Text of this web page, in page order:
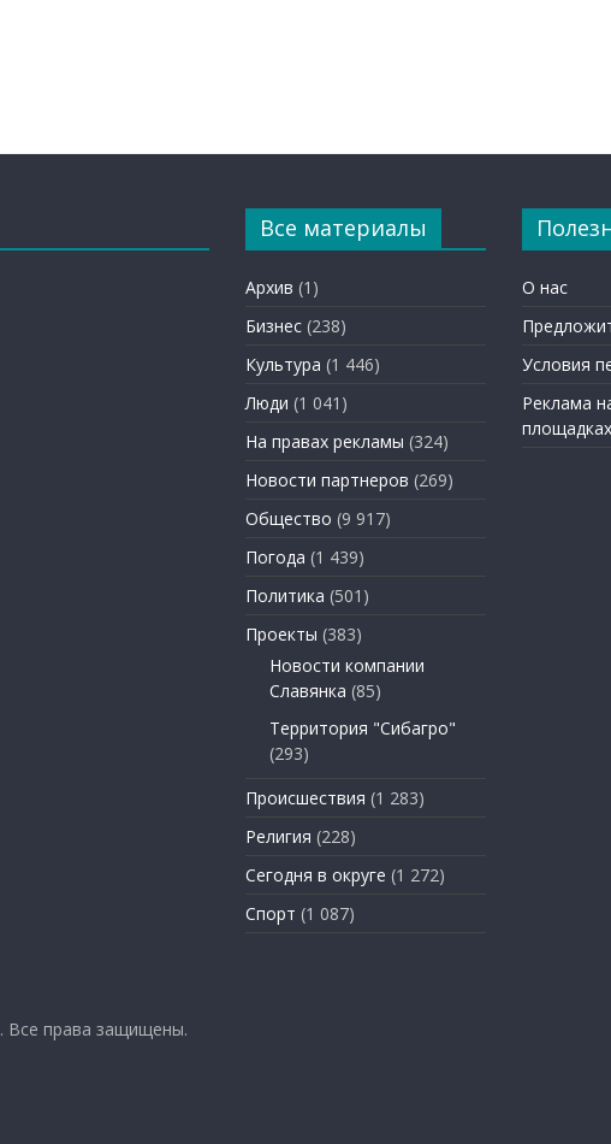
Все материалы
Архив (1)
Бизнес (238)
Культура (1 446)
Люди (1 041)
На правах рекламы (324)
Новости партнеров (269)
Общество (9 917)
Погода (1 439)
Политика (501)
Проекты (383)
Новости компании
Славянка (85)
Территория "Сибагро"
(293)
Происшествия (1 283)
Религия (228)
Сегодня в округе (1 272)
Спорт (1 087)
О нас
Условия
Реклама
. Все права защищены.